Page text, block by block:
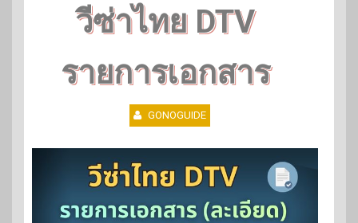
วีซ่าไทย DTV
รายการเอกสาร
GONOGUIDE